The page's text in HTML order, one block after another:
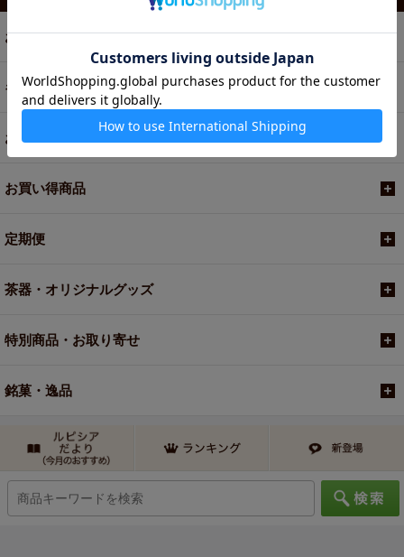
お茶
ギフト
お菓子・食品・飲料
お買い得商品
定期便
茶器・オリジナルグッズ
特別商品・お取り寄せ
銘菓・逸品